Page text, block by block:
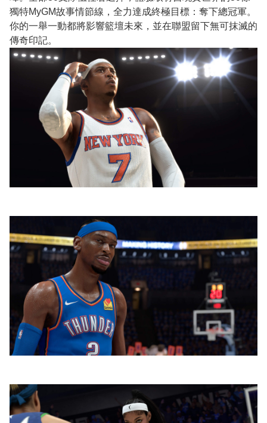
獨特MyGM故事情節線，全力達成終極目標：奪下總冠軍。
你的一舉一動都將影響籃壇未來，並在聯盟留下無可抹滅的
傳奇印記。